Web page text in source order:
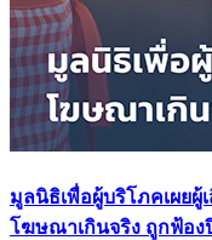
มูลนิธิเพื่อผู้บริโภคเผยผู้
โฆษณาเกินจริง ถูกฟ้อง